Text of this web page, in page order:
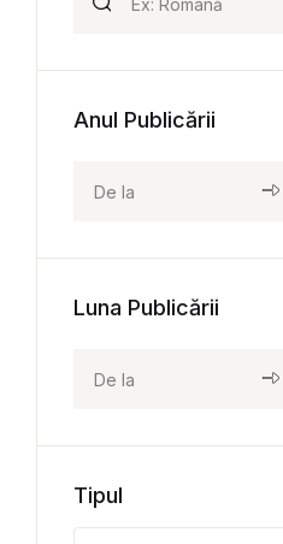
Anul Publicării
Luna Publicării
Tipul